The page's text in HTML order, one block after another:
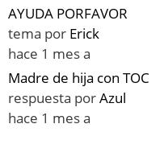
AYUDA PORFAVOR
tema por Erick
hace 1 mes a
Madre de hija con TOC
respuesta porAzul
hace 1 mes a